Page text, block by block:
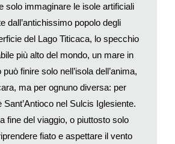
con la moglie e i tre figli. La vera
tuttavia è piuttosto l’insensata
una particolare varietà di mosche, i
simile alle api e alle vespe trae in
(
L’arte di collezionare mosche
lo spopolamento, man mano che i
la via delle città e della modernità, come
Marita, la nonna della scrittrice danese
Ma proprio la nipote un giorno
solo immaginare le isole artificiali
dall’antichissimo popolo degli
del Lago Titicaca, lo specchio
più alto del mondo, un mare in
finire solo nell’isola dell’anima,
ma per ognuno diversa: per
Sant’Antioco nel Sulcis Iglesiente.
fine del viaggio, o piuttosto solo
fiato e aspettare il vento